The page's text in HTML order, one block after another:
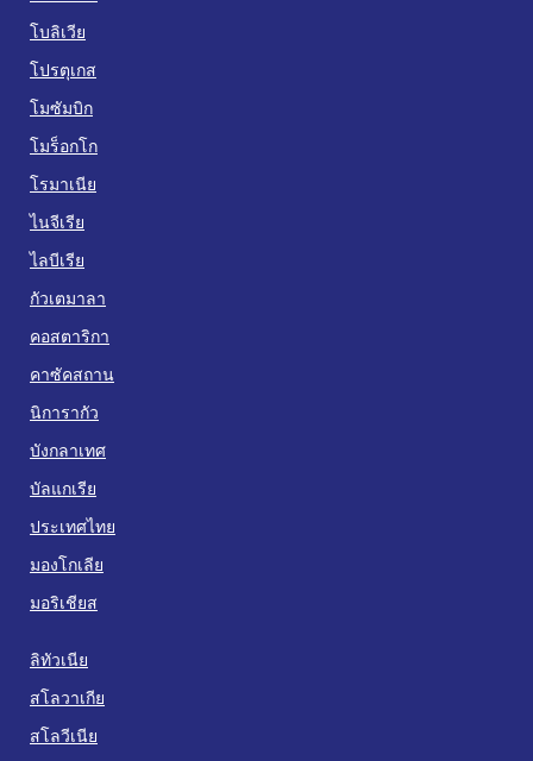
โบลิเวีย
โปรตุเกส
โมซัมบิก
โมร็อกโก
โรมาเนีย
ไนจีเรีย
ไลบีเรีย
กัวเตมาลา
คอสตาริกา
คาซัคสถาน
นิการากัว
บังกลาเทศ
บัลแกเรีย
ประเทศไทย
มองโกเลีย
มอริเชียส
ลิทัวเนีย
สโลวาเกีย
สโลวีเนีย